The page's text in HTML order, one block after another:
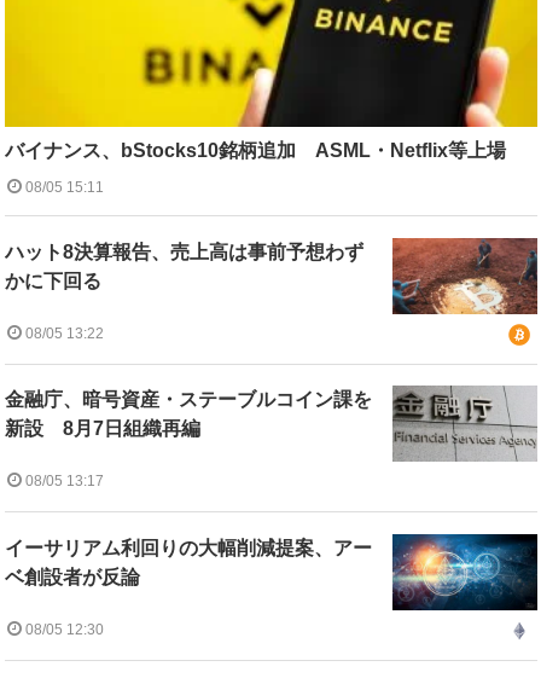
バイナンス、bStocks10銘柄追加 ASML・Netflix等上場
08/05 15:11
ハット8決算報告、売上高は事前予想わず
かに下回る
08/05 13:22
金融庁、暗号資産・ステーブルコイン課を
新設 8月7日組織再編
08/05 13:17
イーサリアム利回りの大幅削減提案、アー
ベ創設者が反論
08/05 12:30